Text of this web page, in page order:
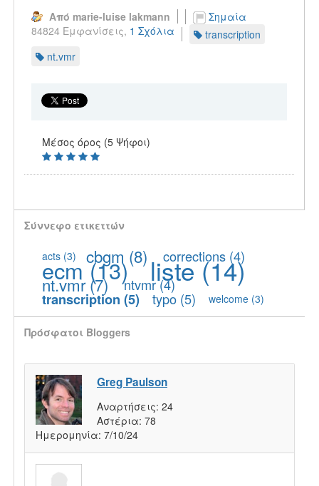
Από marie-luise lakmann
84824 Εμφανίσεις, 1 Σχόλια
Σημαία
transcription
nt.vmr
Μέσος όρος (5 Ψήφοι)
Σύννεφο ετικεττών
acts (3) cbgm (8) corrections (4)
ecm(13) liste(14)
nt.vmr(7) ntvmr(4)
transcription (5) typo (5) welcome (3)
Πρόσφατοι Bloggers
Greg Paulson
Αναρτήσεις: 24
Αστέρια: 78
Ημερομηνία: 7/10/24